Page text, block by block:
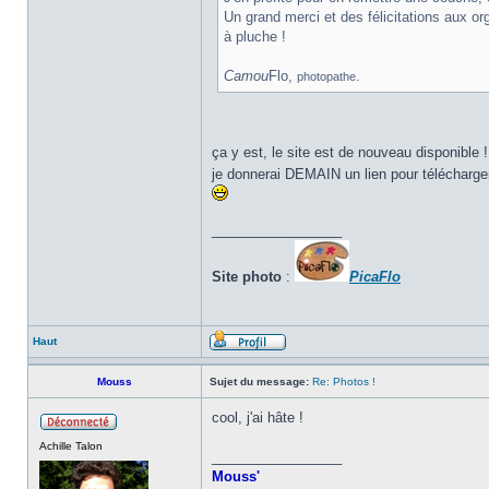
Un grand merci et des félicitations aux
à pluche !
CamouFlo, photopathe.
ça y est, le site est de nouveau disponible !
je donnerai DEMAIN un lien pour
Site photo : PicaFlo
Haut
Mouss Sujet du message: Re: Photos !
Achille Talon
cool, j'ai hâte !
Mouss'